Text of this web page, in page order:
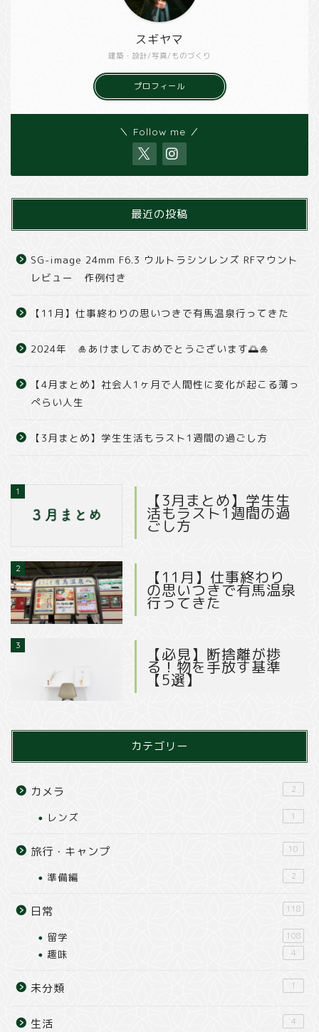
建築・設計/写真/ものづくり
スギヤマ
プロフィール
＼ Follow me ／
最近の投稿
SG-image 24mm F6.3 ウルトラシンレンズ RFマウント
レビュー 作例付き
【11月】仕事終わりの思いつきで有馬温泉行ってきた
2024年 🎍あけましておめでとうございます🌅🎍
【4月まとめ】社会人1ヶ月で人間性に変化が起こる薄っ
ぺらい人生
【3月まとめ】学生生活もラスト1週間の過ごし方
1 【3月まとめ】学生生
活もラスト1週間の過
ごし方
2 【11月】仕事終わり
の思いつきで有馬温泉
行ってきた
3 【必見】断捨離が捗
る！物を手放す基準
【5選】
カテゴリー
カメラ 2
レンズ 1
旅行・キャンプ 10
準備編 2
日常 118
留学 108
趣味 4
未分類 1
生活 4